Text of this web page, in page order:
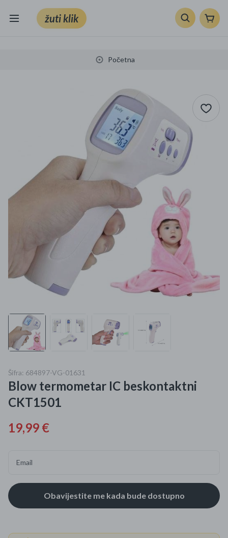
žuti klik
Mobiteli, računala i elektronika
Klik supermarket
Mame i bebe
Igračke
DOM
Kućanski aparati
Specijalne kategorije
Kišobrani akcija
Ograničena cijena
Najpopularniji proizvodi
Početna
Šifra: 684897-VG-01631
Blow termometar IC beskontaktni
CKT1501
19,99 €
Email